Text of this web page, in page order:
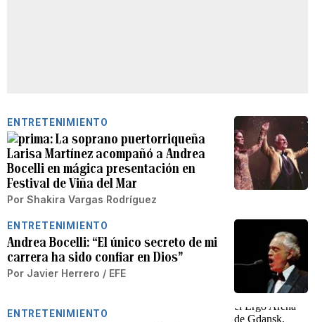
ENTRETENIMIENTO
La soprano puertorriqueña
Larisa Martínez acompañó a Andrea
Bocelli en mágica presentación en
Festival de Viña del Mar
Por Shakira Vargas Rodríguez
ENTRETENIMIENTO
Andrea Bocelli: “El único secreto de mi
carrera ha sido confiar en Dios”
Por Javier Herrero / EFE
ENTRETENIMIENTO